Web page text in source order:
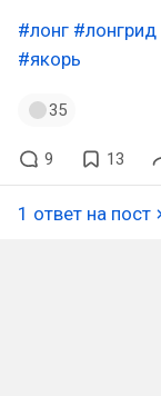
#лонг #лонгрид
#якорь
35
9 13
1 ответ на пост